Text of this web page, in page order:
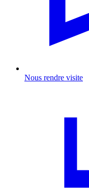
Nous rendre visite